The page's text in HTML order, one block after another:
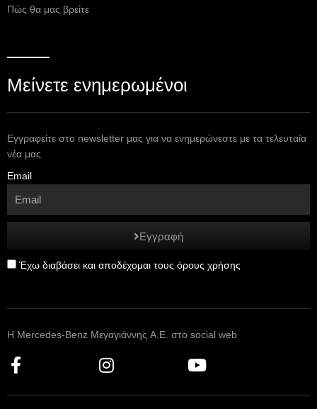
Πώς θα μας βρείτε
Μείνετε ενημερωμένοι
Εγγραφείτε στο newsletter μας για να ενημερώνεστε με τα τελευταία
νέα μας
Email
Έχω διαβάσει και αποδέχομαι τους όρους χρήσης
Εγγραφή
Η Mercedes-Benz Μεγαγιάννης A.E. στο social web
F
c
I
s
Y
u